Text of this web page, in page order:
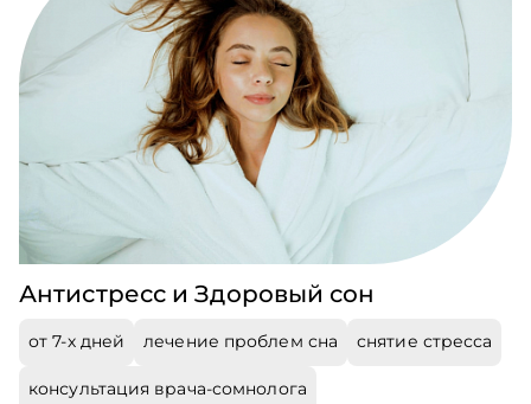
Антистресс и Здоровый сон
от 7-х дней лечение проблем сна снятие стресса
консультация врача-сомнолога